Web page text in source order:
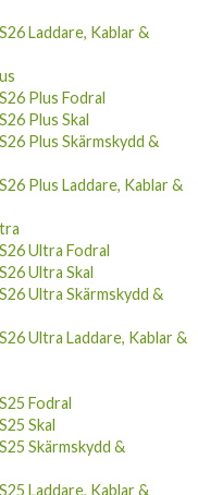
Laddare, Kablar &
Plus Fodral
Plus Skal
Plus Skärmskydd &
Plus Laddare, Kablar &
Ultra Fodral
Ultra Skal
Ultra Skärmskydd &
Ultra Laddare, Kablar &
Fodral
Skal
Skärmskydd &
Laddare, Kablar &